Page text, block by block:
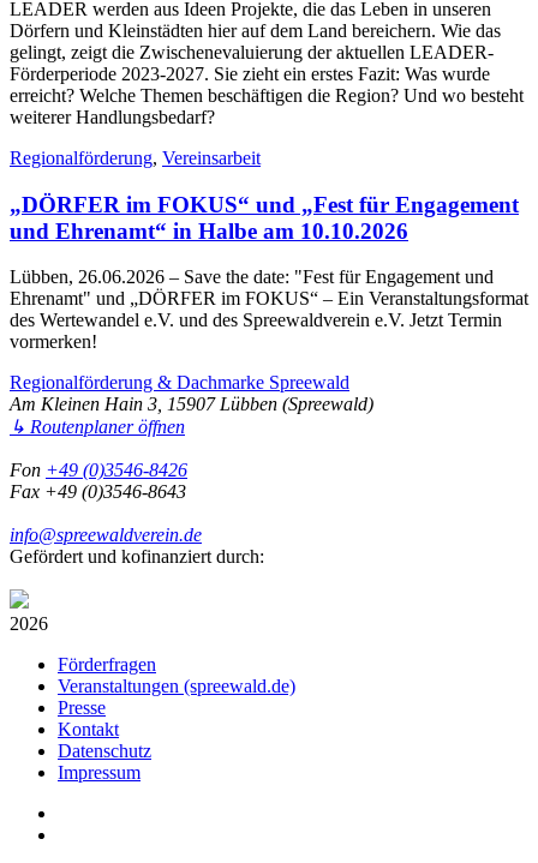
LEADER werden aus Ideen Projekte, die das Leben in unseren
Dörfern und Kleinstädten hier auf dem Land bereichern. Wie das
gelingt, zeigt die Zwischenevaluierung der aktuellen LEADER-
Förderperiode 2023-2027. Sie zieht ein erstes Fazit: Was wurde
erreicht? Welche Themen beschäftigen die Region? Und wo besteht
weiterer Handlungsbedarf?
Regionalförderung, Vereinsarbeit
„DÖRFER im FOKUS“ und „Fest für Engagement
und Ehrenamt“ in Halbe am 10.10.2026
Lübben, 26.06.2026 – Save the date: "Fest für Engagement und
Ehrenamt" und „DÖRFER im FOKUS“ – Ein Veranstaltungsformat
des Wertewandel e.V. und des Spreewaldverein e.V. Jetzt Termin
vormerken!
Regionalförderung & Dachmarke Spreewald
Am Kleinen Hain 3, 15907 Lübben (Spreewald)
↳ Routenplaner öffnen
Fon +49 (0)3546-8426
Fax +49 (0)3546-8643
info@spreewaldverein.de
Gefördert und kofinanziert durch:
2026
Förderfragen
Veranstaltungen (spreewald.de)
Presse
Kontakt
Datenschutz
Impressum